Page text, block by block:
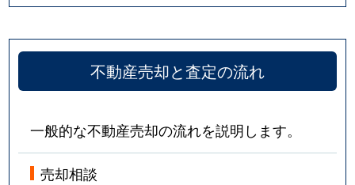
不動産売却と査定の流れ
一般的な不動産売却の流れを説明します。
売却相談